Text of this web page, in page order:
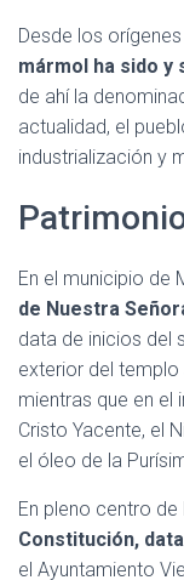
Desde los
mármol ha sido y
de ahí la
actualidad, el
industrialización y
En el municipio de
de Nuestra
data de inicios del
exterior del
mientras que en el
Cristo Yacente, el
el óleo de la
En pleno centro
Constitución,
el Ayuntamiento